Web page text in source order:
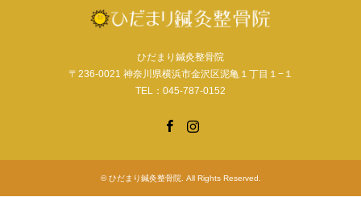
ひだまり鍼灸整骨院
〒236-0021 神奈川県横浜市金沢区泥亀１丁目１−１
TEL：045-787-0152
©ひだまり鍼灸整骨院. All Rights Reserved.